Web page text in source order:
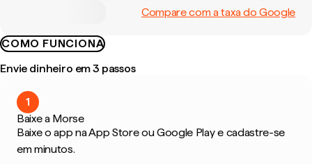
Compare com a taxa do Google
COMO FUNCIONA
Envie dinheiro em 3 passos
1
Baixe a Morse
Baixe o app na App Store ou Google Play e cadastre-se
em minutos.